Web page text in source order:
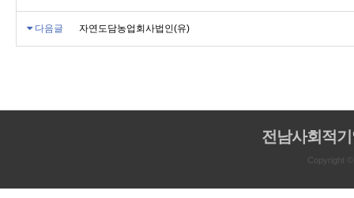
다음글 자연도담농업회사법인(유)
전남사회적
Copyright